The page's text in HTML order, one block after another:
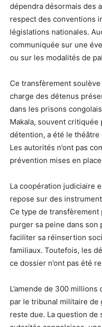
dépendra désormais des
respect des conventions
législations nationales.
communiquée sur une
ou sur les modalités de
Ce transfèrement
charge des détenus
dans les prisons
Makala, souvent
détention, a été le
Les autorités n’ont pas
prévention mises en
La coopération judiciaire
repose sur des
Ce type de transfèrement
purger sa peine dans son
faciliter sa réinsertion
familiaux. Toutefois, les
ce dossier n’ont pas été
L’amende de 300
par le tribunal militaire de
reste due. La question